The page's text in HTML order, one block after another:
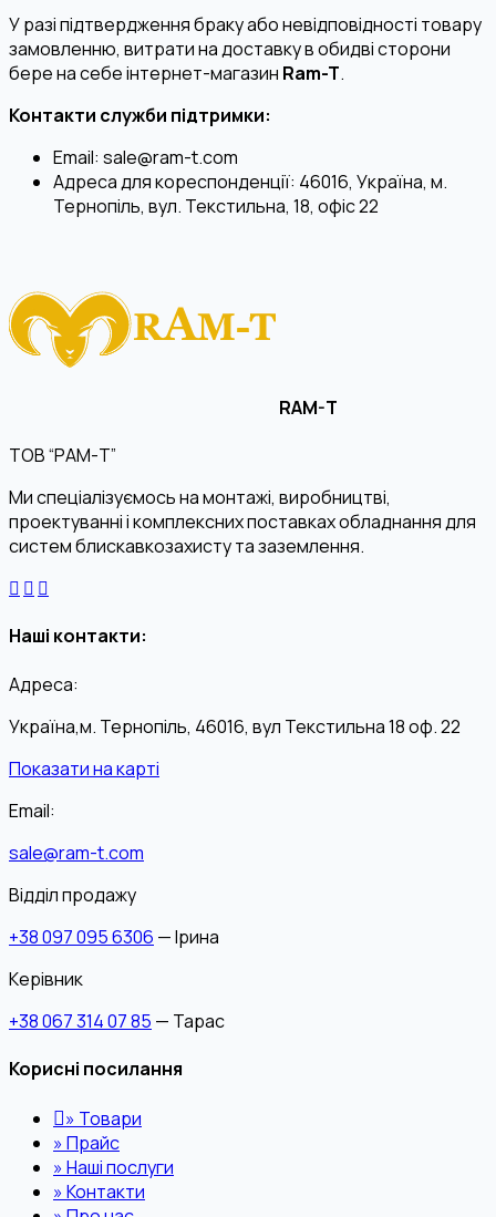
У разі підтвердження браку або невідповідності товару
замовленню, витрати на доставку в обидві сторони
бере на себе інтернет-магазин Ram-T.
Контакти служби підтримки:
Email: sale@ram-t.com
Адреса для кореспонденції: 46016, Україна, м.
Тернопіль, вул. Текстильна, 18, офіс 22
RAM-T
ТОВ “РАМ-Т”
Ми спеціалізуємось на монтажі, виробництві,
проектуванні і комплексних поставках обладнання для
систем блискавкозахисту та заземлення.
Наші контакти:
Адреса:
Україна,м. Тернопіль, 46016, вул Текстильна 18 оф. 22
Показати на карті
Email:
sale@ram-t.com
Відділ продажу
+38 097 095 6306 — Ірина
Керівник
+38 067 314 07 85 — Тарас
Корисні посилання
» Товари
»Прайс
»Наші послуги
»Контакти